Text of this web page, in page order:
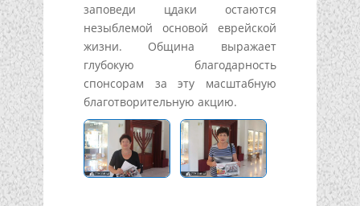
заповеди цдаки остаются
незыблемой основой еврейской
жизни. Община выражает
глубокую благодарность
спонсорам за эту масштабную
благотворительную акцию.